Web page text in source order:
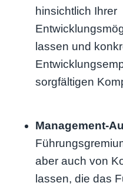
hinsichtlich Ihrer
lassen und
sorgfältigen
Management-
aber auch von
lassen, die das